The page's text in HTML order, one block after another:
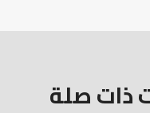
ذات صلة